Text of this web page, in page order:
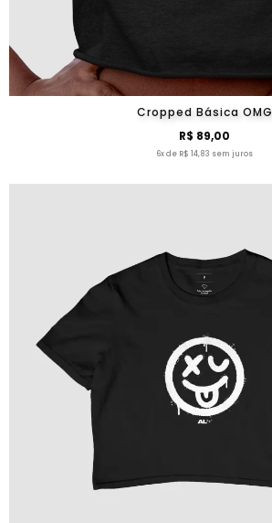
Cropped Básica OMG
R$ 89,00
6x de R$ 14,83 sem juros